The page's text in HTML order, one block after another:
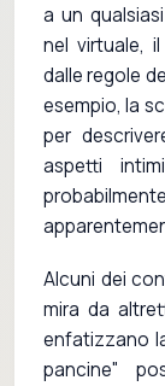
a un
nel virtuale,
dalle regole
esempio, la
per
aspetti
Alcuni dei
mira da
enfatizzano
pancine"